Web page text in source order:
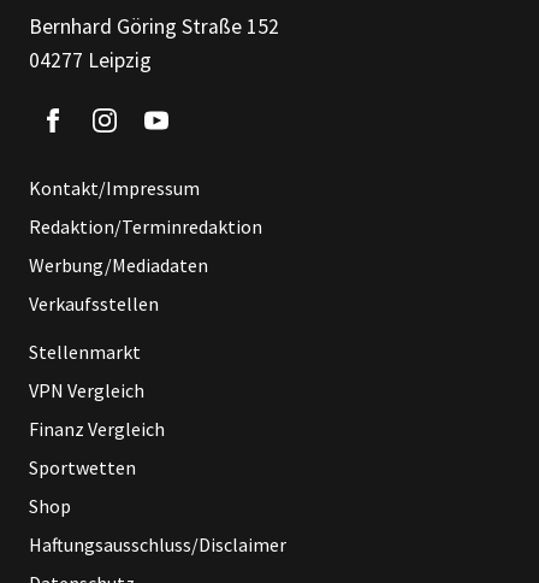
Bernhard Göring Straße 152
04277 Leipzig
Kontakt/Impressum
Redaktion/Terminredaktion
Werbung/Mediadaten
Verkaufsstellen
Stellenmarkt
VPN Vergleich
Finanz Vergleich
Sportwetten
Shop
Haftungsausschluss/Disclaimer